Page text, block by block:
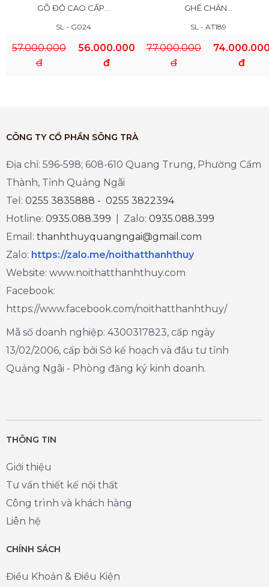
GÕ ĐỎ CAO CẤP...
SL - G024
57.000.000
đ
56.000.000
đ
GHẾ CHÂN...
SL - AT189
77.000.000
đ
đ
CÔNG TY CỔ PHẦN SÔNG TRÀ
Địa chỉ: 596-598; 608-610 Quang Trung, Phường Cẩm
Thành, Tỉnh Quảng Ngãi
Tel: 0255 3835888 - 0255 3822394
Hotline: 0935.088.399 | Zalo: 0935.088.399
Email: thanhthuyquangngai@gmail.com
Zalo: https://zalo.me/noithatthanhthuy
Website: www.noithatthanhthuy.com
Facebook:
https://www.facebook.com/noithatthanhthuy/
Mã số doanh nghiệp: 4300317823, cấp ngày
13/02/2006, cấp bởi Sở kế hoạch và đầu tư tỉnh
Quảng Ngãi - Phòng đăng ký kinh doanh.
THÔNG TIN
Giới thiệu
Tư vấn thiết kế nội thất
Công trình và khách hàng
Liên hệ
CHÍNH SÁCH
Điều Khoản & Điều Kiện